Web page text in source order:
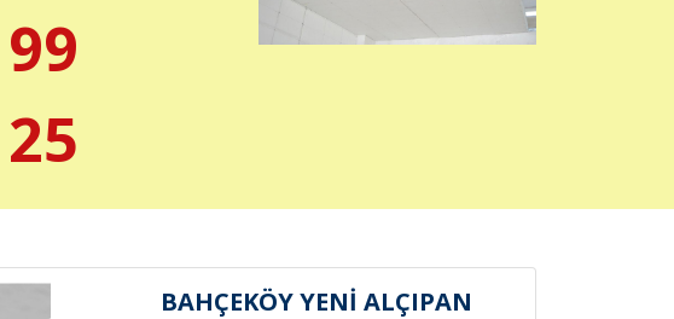
BAHÇEKÖY YENİ ALÇIPAN